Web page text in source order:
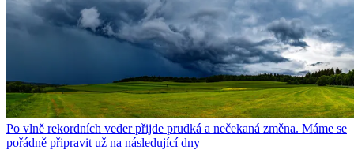
Po vlně rekordních veder přijde prudká a nečekaná změna. Máme se
pořádně připravit už na následující dny